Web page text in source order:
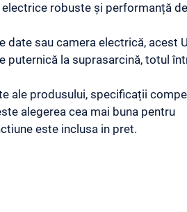
robuste și performanță
sau camera electrică, acest
puternică la suprasarcină, totul
ale produsului, specificații
alegerea cea mai buna pentru
este inclusa in pret.